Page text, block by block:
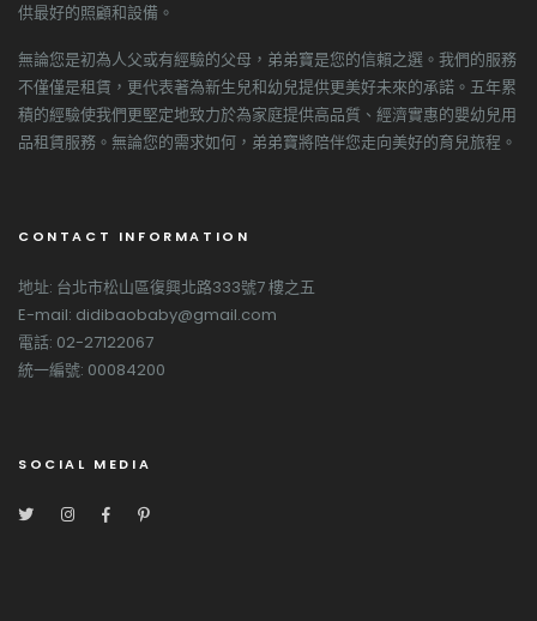
供最好的照顧和設備。
無論您是初為人父或有經驗的父母，弟弟寶是您的信賴之選。我們的服務
不僅僅是租賃，更代表著為新生兒和幼兒提供更美好未來的承諾。五年累
積的經驗使我們更堅定地致力於為家庭提供高品質、經濟實惠的嬰幼兒用
品租賃服務。無論您的需求如何，弟弟寶將陪伴您走向美好的育兒旅程。
CONTACT INFORMATION
地址: 台北市松山區復興北路333號7 樓之五
E-mail: didibaobaby@gmail.com
電話: 02-27122067
統一編號: 00084200
SOCIAL MEDIA